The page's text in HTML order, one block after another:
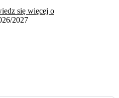
się więcej o
2027